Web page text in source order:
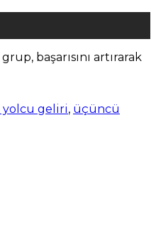
başarısını artırarak
yolcu geliri, üçüncü